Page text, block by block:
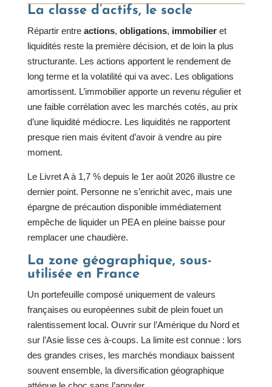
La classe d’actifs, le socle
Répartir entre actions, obligations, immobilieret
liquidités reste la première décision, et de loin la plus
structurante. Les actions apportent le rendement de
long terme et la volatilité qui va avec. Les obligations
amortissent. L’immobilier apporte un revenu régulier et
une faible corrélation avec les marchés cotés, au prix
d’une liquidité médiocre. Les liquidités ne rapportent
presque rien mais évitent d’avoir à vendre au pire
moment.
Le Livret A à 1,7 % depuis le 1er août 2026 illustre ce
dernier point. Personne ne s’enrichit avec, mais une
épargne de précaution disponible immédiatement
empêche de liquider un PEA en pleine baisse pour
remplacer une chaudière.
La zone géographique, sous-
utilisée en France
Un portefeuille composé uniquement de valeurs
françaises ou européennes subit de plein fouet un
ralentissement local. Ouvrir sur l’Amérique du Nord et
sur l’Asie lisse ces à-coups. La limite est connue : lors
des grandes crises, les marchés mondiaux baissent
souvent ensemble, la diversification géographique